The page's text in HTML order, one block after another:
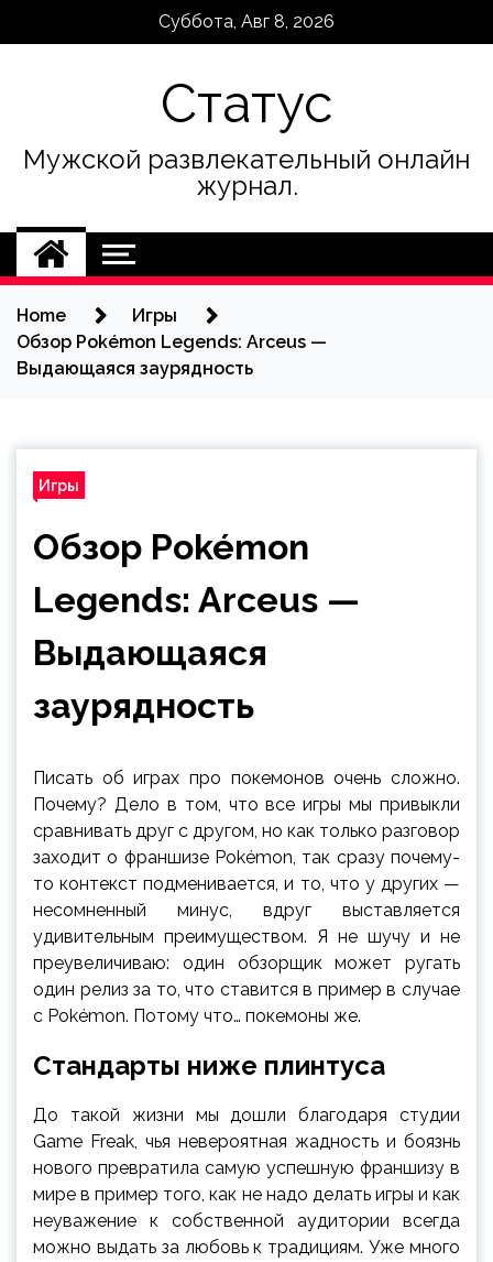
Суббота, Авг 8, 2026
Статус
Мужской развлекательный онлайн
журнал.
Home
Игры
Обзор Pokémon Legends: Arceus —
Выдающаяся заурядность
Игры
Обзор Pokémon
Legends: Arceus —
Выдающаяся
заурядность
Писать об играх про покемонов очень сложно.
Почему? Дело в том, что все игры мы привыкли
сравнивать друг с другом, но как только разговор
заходит о франшизе Pokémon, так сразу почему-
то контекст подменивается, и то, что у других —
несомненный минус, вдруг выставляется
удивительным преимуществом. Я не шучу и не
преувеличиваю: один обзорщик может ругать
один релиз за то, что ставится в пример в случае
с Pokémon. Потому что… покемоны же.
Стандарты ниже плинтуса
До такой жизни мы дошли благодаря студии
Game Freak, чья невероятная жадность и боязнь
нового превратила самую успешную франшизу в
мире в пример того, как не надо делать игры и как
неуважение к собственной аудитории всегда
можно выдать за любовь к традициям. Уже много